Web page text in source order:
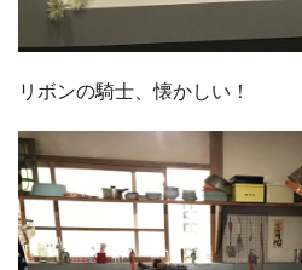
リボンの騎士、懐かしい！